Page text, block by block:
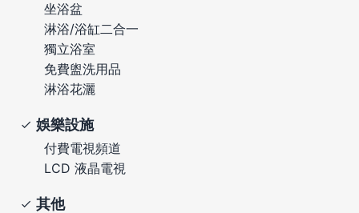
坐浴盆
淋浴/浴缸二合一
獨立浴室
免費盥洗用品
淋浴花灑
娛樂設施
付費電視頻道
LCD 液晶電視
其他